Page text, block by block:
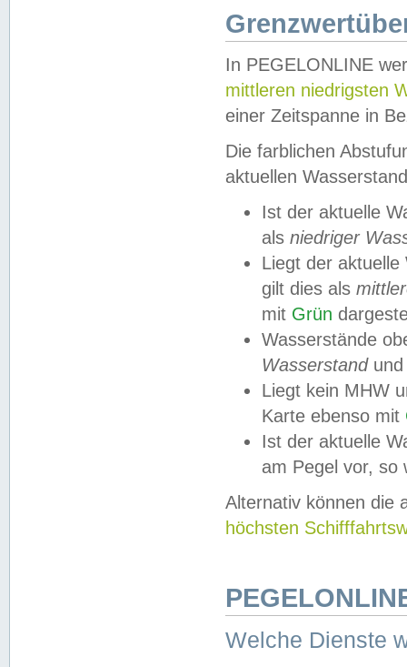
In PEGELONLINE
mittleren niedrigsten
einer Zeitspanne in
Die farblichen
aktuellen
Ist der aktuelle
als niedriger
Liegt der
gilt dies als
mit Grün
Wasserstände
Wasserstandund
Liegt kein MHW
Karte ebenso mit
Ist der aktuelle
am Pegel vor,
Alternativ können die
höchsten
Welche Dienste